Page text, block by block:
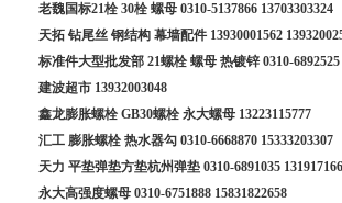
老魏国标21栓 30栓 螺母 0310-5137866 13703303324
天拓 钻尾丝 钢结构 幕墙配件 13930001562
标准件大型批发部 21螺栓 螺母 热镀锌0310-6892525
建波超市 13932003048
鑫龙膨胀螺栓 GB30螺栓 永大螺母 13223115777
汇工 膨胀螺栓 热水器勾 0310-6668870 15333203307
天力 平垫弹垫方垫杭州弹垫 0310-6891035
永大高强度螺母 0310-6751888 15831822658